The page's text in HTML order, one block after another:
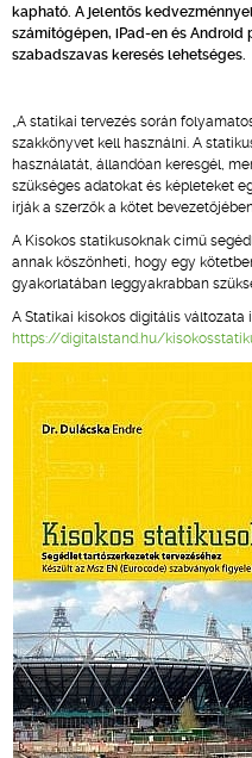
kapható. A jelentős
számítógépen, iPad-en és
szabadszavas keresés lehetséges.
„A statikai tervezés során
szakkönyvet kell használni. A
használatát, állandóan keresgél,
szükséges adatokat és képleteket
írják a szerzők a kötet
A Kisokos statikusoknak című
annak köszönheti, hogy egy
gyakorlatában leggyakrabban
A Statikai kisokos digitális változata
https://digitalstand.hu/